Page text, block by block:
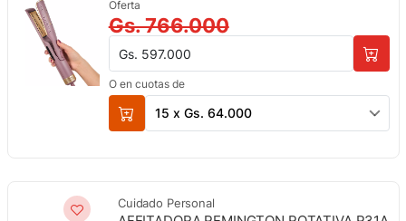
Oferta
Gs. 766.000
Gs. 597.000
O en cuotas de
15 x Gs. 64.000
Cuidado Personal